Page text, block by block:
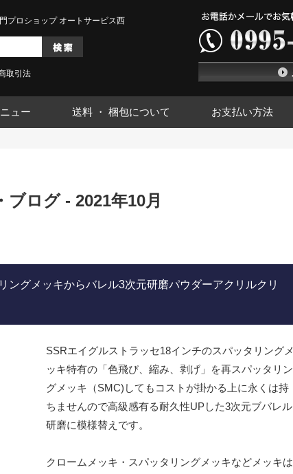
プロショップ オートサービス西
取引法
ュー 送料 ・ 梱包について お支払い方法
ブログ - 2021年10月
ングメッキからバレル3次元研磨パウダーアクリルクリ
SSRエイグルストラッセ18インチのスパッタリングメ
ッキ特有の「色飛び、縮み、剥げ」を再スパッタリン
グメッキ（SMC)してもコストが掛かる上に永くは持
ちませんので高級感有る耐久性UPした3次元ブバレル
研磨に模様替えです。
クロームメッキ・スパッタリングメッキなどメッキは